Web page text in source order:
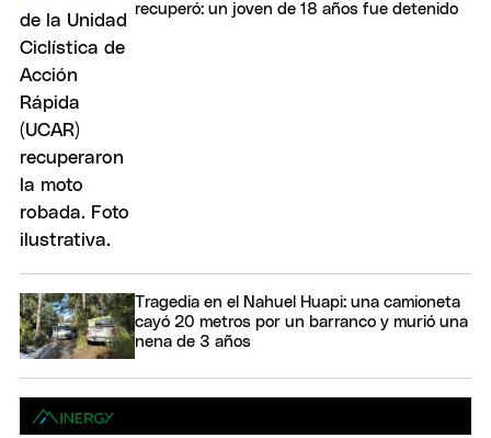
recuperó: un joven de 18 años fue detenido
Tragedia en el Nahuel Huapi: una camioneta
cayó 20 metros por un barranco y murió una
nena de 3 años